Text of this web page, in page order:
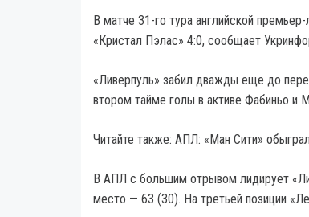
В матче 31-го тура английской
«Кристал Пэлас» 4:0, сообщает
«Ливерпуль» забил дважды еще до
втором тайме голы в активе Фабиньо и
Читайте также: АПЛ: «Ман Сити»
В АПЛ с большим отрывом лидирует
место — 63 (30). На третьей позиции